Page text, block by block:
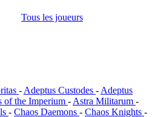
Tous les joueurs
-Adeptus Custodes -Adeptus
of the Imperium -Astra Militarum -
- Chaos Daemons - Chaos Knights -